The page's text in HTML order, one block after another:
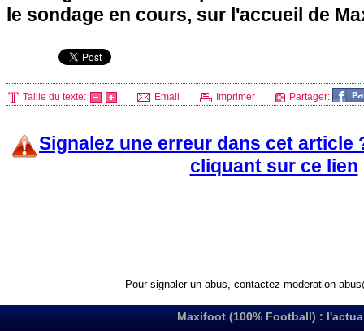
le sondage en cours, sur l'accueil de
Taille du texte: Email Imprimer Partager:
Signalez une erreur dans cet article
cliquant sur ce lien
Pour signaler un abus, contactez moderation-
Maxifoot (100% Football) :